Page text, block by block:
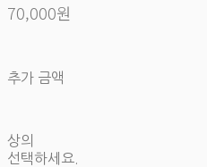
70,000원
추가 금액
상의
선택하세요.